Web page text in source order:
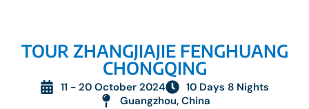
TOUR ZHANGJIAJIE FENGHUANG
CHONGQING
11 - 20 October 2024
10 Days 8 Nights
Guangzhou, China